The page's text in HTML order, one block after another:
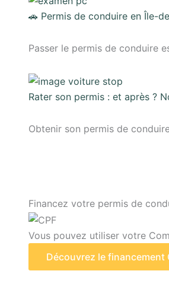
🚗 Permis de conduire en Île-
Passer le permis de conduire
Rater son permis : et après ?
Obtenir son permis de
Financez votre permis de
Vous pouvez utiliser votre
Découvrez le financement